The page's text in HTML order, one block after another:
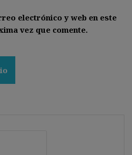
electrónico y web en este
vez que comente.